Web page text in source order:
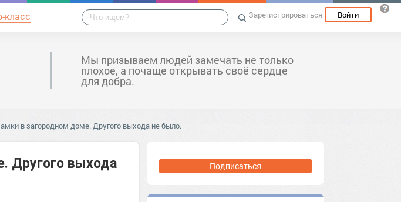
класс Зарегистрироваться Войти
Мы призываем людей замечать не только
плохое, а почаще открывать своё сердце
для добра.
в загородном доме. Другого выхода не было.
Другого выхода
Подписаться